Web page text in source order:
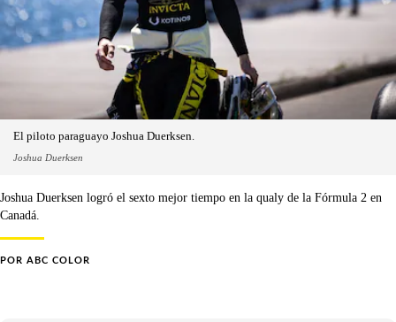
El piloto paraguayo Joshua Duerksen.
Joshua Duerksen
Joshua Duerksen logró el sexto mejor tiempo en la qualy de la Fórmula 2 en
Canadá.
POR ABC COLOR